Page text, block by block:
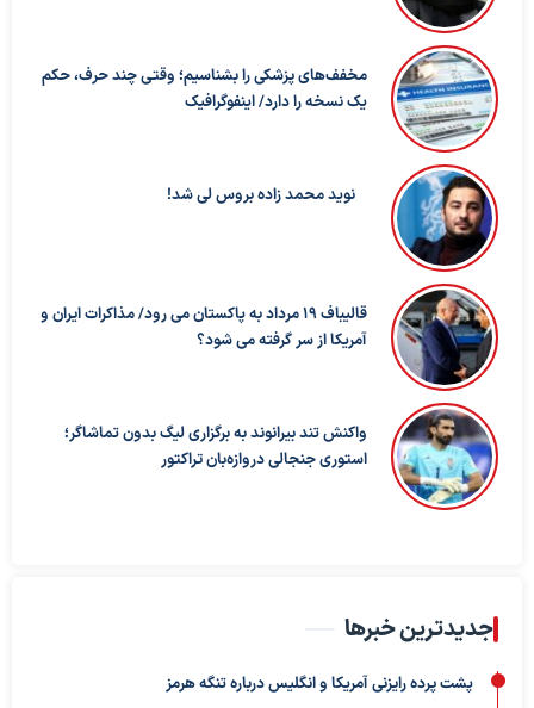
مخفف‌های پزشکی را بشناسیم؛ وقتی چند حرف، حکم
یک نسخه را دارد/ اینفوگرافیک
نوید محمد زاده بروس لی شد!
قالیباف ۱۹ مرداد به پاکستان می رود/ مذاکرات ایران و
آمریکا از سر گرفته می شود؟
واکنش تند بیرانوند به برگزاری لیگ بدون تماشاگر؛
استوری جنجالی دروازه‌بان تراکتور
جدیدترین خبرها
پشت پرده رایزنی آمریکا و انگلیس درباره تنگه هرمز